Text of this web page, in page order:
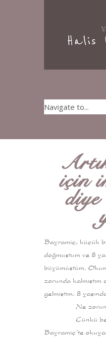
Halis
için
diye
Bayramiç, küçük
doğmuştum ve 8
büyümüştüm.
zorunda
gelmiştim. 8
Ne zorun
Çünkü ben
Bayramiç’te